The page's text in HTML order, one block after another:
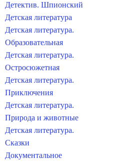
Детектив. Шпионский
Детская литература
Детская литература.
Образовательная
Детская литература.
Остросюжетная
Детская литература.
Приключения
Детская литература.
Природа и животные
Детская литература.
Сказки
Документальное